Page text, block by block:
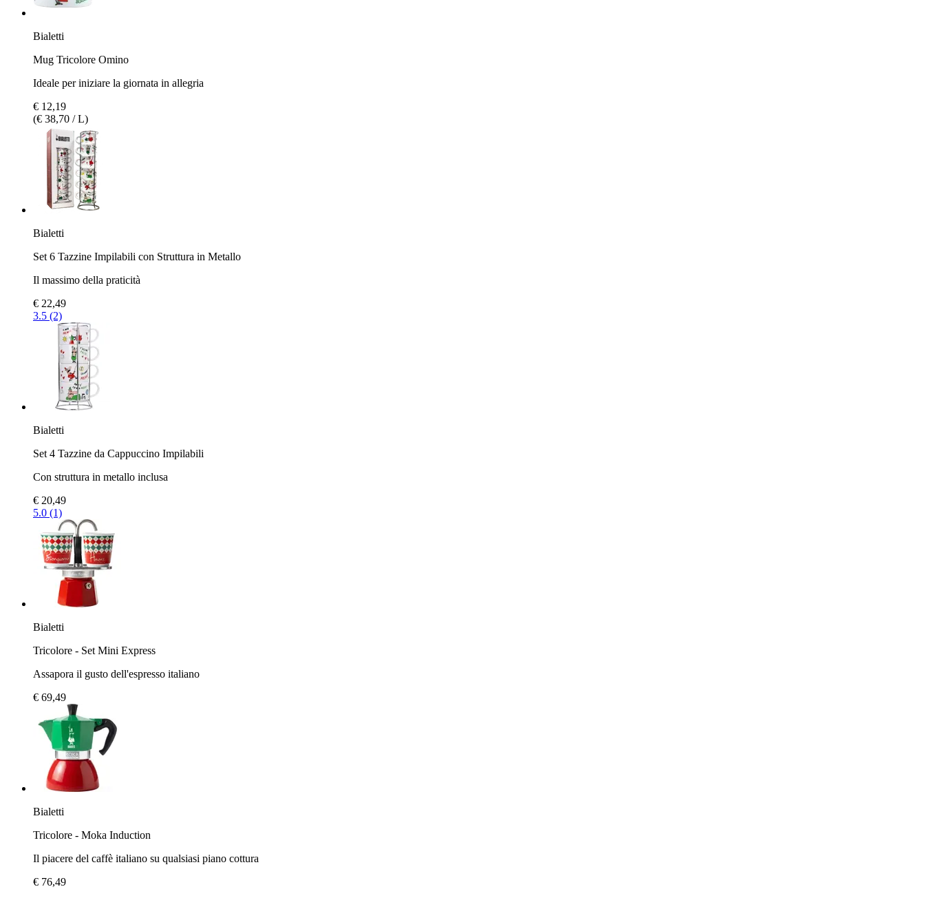
Bialetti
Mug Tricolore Omino
Ideale per iniziare la giornata in allegria
€ 12,19
(€ 38,70 / L)
Bialetti
Set 6 Tazzine Impilabili con Struttura in Metallo
Il massimo della praticità
€ 22,49
3.5 (2)
Bialetti
Set 4 Tazzine da Cappuccino Impilabili
Con struttura in metallo inclusa
€ 20,49
5.0 (1)
Bialetti
Tricolore - Set Mini Express
Assapora il gusto dell'espresso italiano
€ 69,49
Bialetti
Tricolore - Moka Induction
Il piacere del caffè italiano su qualsiasi piano cottura
€ 76,49